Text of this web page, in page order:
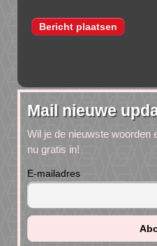
Mail nieuwe
Wil je de nieuwste woorden
nu gratis in!
E-mailadres